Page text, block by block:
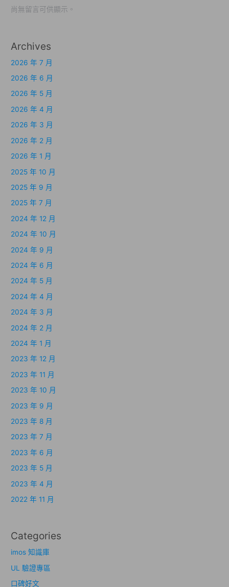
尚無留言可供顯示。
Archives
2026 年 7 月
2026 年 6 月
2026 年 5 月
2026 年 4 月
2026 年 3 月
2026 年 2 月
2026 年 1 月
2025 年 10 月
2025 年 9 月
2025 年 7 月
2024 年 12 月
2024 年 10 月
2024 年 9 月
2024 年 6 月
2024 年 5 月
2024 年 4 月
2024 年 3 月
2024 年 2 月
2024 年 1 月
2023 年 12 月
2023 年 11 月
2023 年 10 月
2023 年 9 月
2023 年 8 月
2023 年 7 月
2023 年 6 月
2023 年 5 月
2023 年 4 月
2022 年 11 月
Categories
imos 知識庫
UL 驗證專區
口碑好文